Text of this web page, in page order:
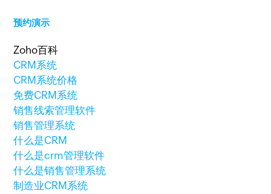
预约演示
Zoho百科
CRM系统
CRM系统价格
免费CRM系统
销售线索管理软件
销售管理系统
什么是CRM
什么是crm管理软件
什么是销售管理系统
制造业CRM系统